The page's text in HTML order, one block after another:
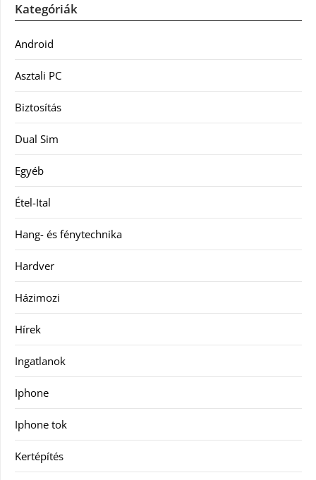
Kategóriák
Android
Asztali PC
Biztosítás
Dual Sim
Egyéb
Étel-Ital
Hang- és fénytechnika
Hardver
Házimozi
Hírek
Ingatlanok
Iphone
Iphone tok
Kertépítés